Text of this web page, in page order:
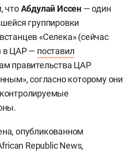
чтоАбдулай Иссен — один
группировки
«Селека» (сейчас
в ЦАР — поставил
правительства ЦАР
согласно которому они
опубликованном
Republic News,